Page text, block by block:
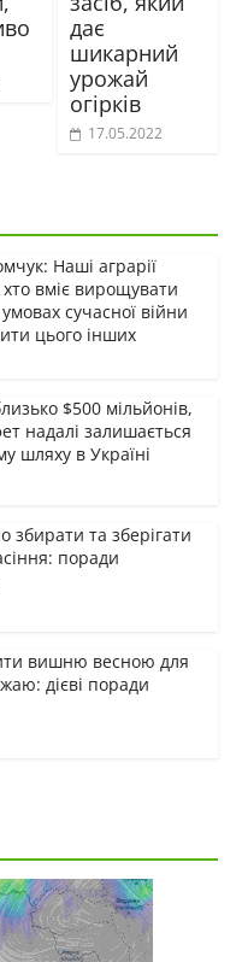
дає
шикарний
урожай
огірків
17.05.2022
Наші аграрії
хто вміє вирощувати
сучасної війни
цього інших
$500 мільйонів,
надалі залишається
шляху в Україні
збирати та зберігати
поради
вишню весною для
дієві поради